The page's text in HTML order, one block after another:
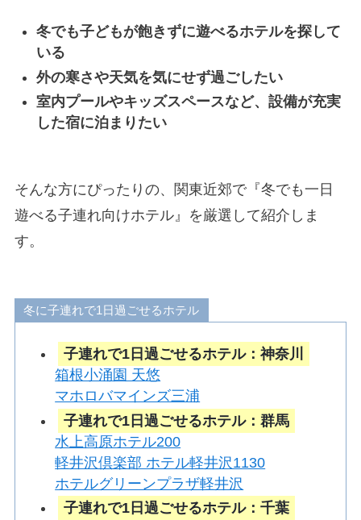
冬でも子どもが飽きずに遊べるホテルを探して
いる
外の寒さや天気を気にせず過ごしたい
室内プールやキッズスペースなど、設備が充実
した宿に泊まりたい
そんな方にぴったりの、関東近郊で『冬でも一日
遊べる子連れ向けホテル』を厳選して紹介しま
す。
冬に子連れで1日過ごせるホテル
子連れで1日過ごせるホテル：神奈川
箱根小涌園 天悠
マホロバマインズ三浦
子連れで1日過ごせるホテル：群馬
水上高原ホテル200
軽井沢倶楽部 ホテル軽井沢1130
ホテルグリーンプラザ軽井沢
子連れで1日過ごせるホテル：千葉